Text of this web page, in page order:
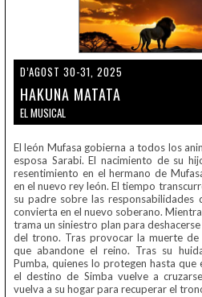
D’AGOST 30-31, 2025
HAKUNA MATATA
EL MUSICAL
El león Mufasa gobierna a todos los
esposa Sarabi. El nacimiento de su
resentimiento en el hermano de
en el nuevo rey león. El tiempo
su padre sobre las responsabilidades
convierta en el nuevo soberano.
trama un siniestro plan para
del trono. Tras provocar la muerte de
que abandone el reino. Tras su
Pumba, quienes lo protegen hasta que
el destino de Simba vuelve a
vuelva a su hogar para recuperar el